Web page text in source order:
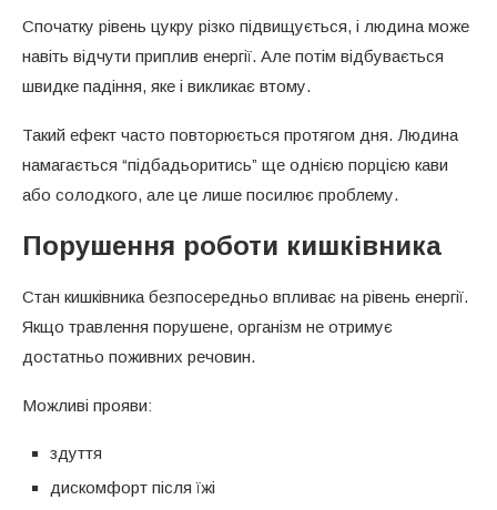
Спочатку рівень цукру різко підвищується, і людина може
навіть відчути приплив енергії. Але потім відбувається
швидке падіння, яке і викликає втому.
Такий ефект часто повторюється протягом дня. Людина
намагається “підбадьоритись” ще однією порцією кави
або солодкого, але це лише посилює проблему.
Порушення роботи кишківника
Стан кишківника безпосередньо впливає на рівень енергії.
Якщо травлення порушене, організм не отримує
достатньо поживних речовин.
Можливі прояви:
здуття
дискомфорт після їжі